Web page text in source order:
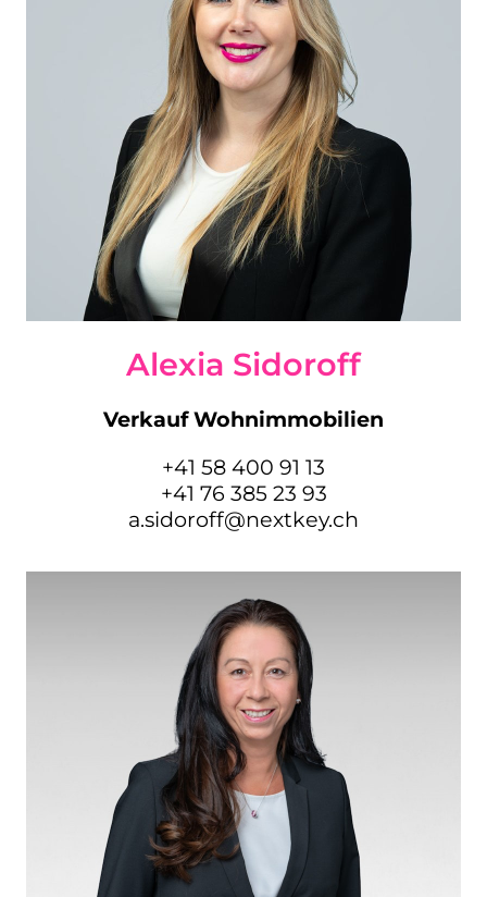
Alexia Sidoroff
Verkauf Wohnimmobilien
+41 58 400 91 13
+41 76 385 23 93
a.sidoroff@nextkey.ch